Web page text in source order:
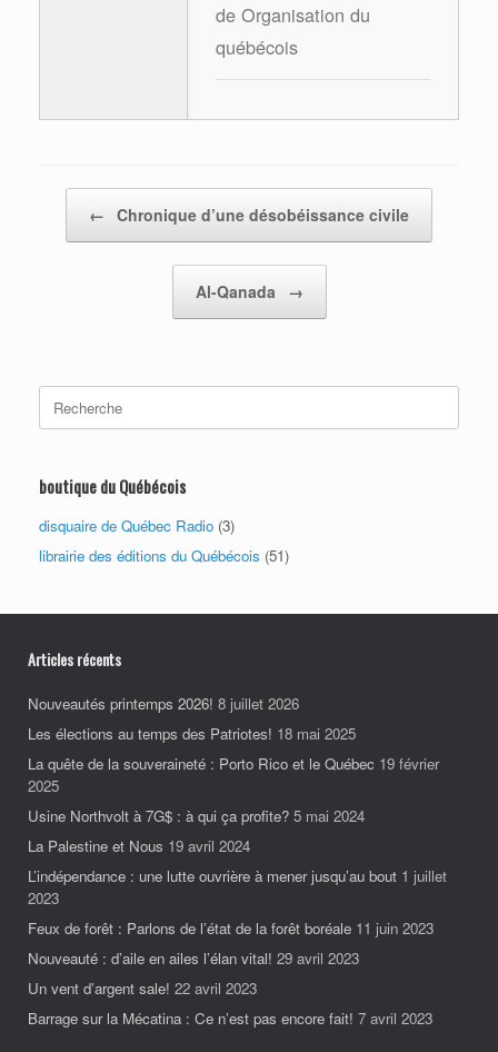
de Organisation du
québécois
← Chronique d’une désobéissance civile
Al-Qanada →
for:
boutique du Québécois
disquaire de Québec Radio (3)
librairie des éditions du Québécois (51)
Articles récents
Nouveautés printemps 2026! 8 juillet 2026
Les élections au temps des Patriotes! 18 mai 2025
La quête de la souveraineté : Porto Rico et le Québec 19 février
2025
Usine Northvolt à 7G$ : à qui ça profite? 5 mai 2024
La Palestine et Nous 19 avril 2024
L’indépendance : une lutte ouvrière à mener jusqu’au bout 1 juillet
2023
Feux de forêt : Parlons de l’état de la forêt boréale 11 juin 2023
Nouveauté : d’aile en ailes l’élan vital! 29 avril 2023
Un vent d’argent sale! 22 avril 2023
Barrage sur la Mécatina : Ce n’est pas encore fait! 7 avril 2023